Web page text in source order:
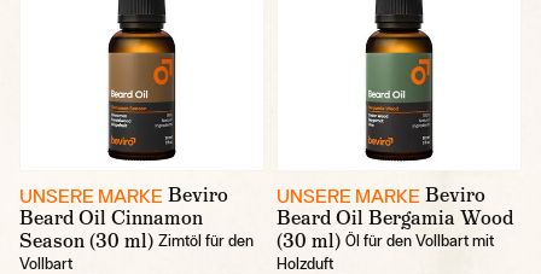
UNSERE MARKE Beviro
Beard Oil Cinnamon
Season (30 ml) Zimtöl für den
Vollbart
UNSERE MARKE Beviro
Beard Oil Bergamia Wood
(30 ml) Öl für den Vollbart mit
Holzduft